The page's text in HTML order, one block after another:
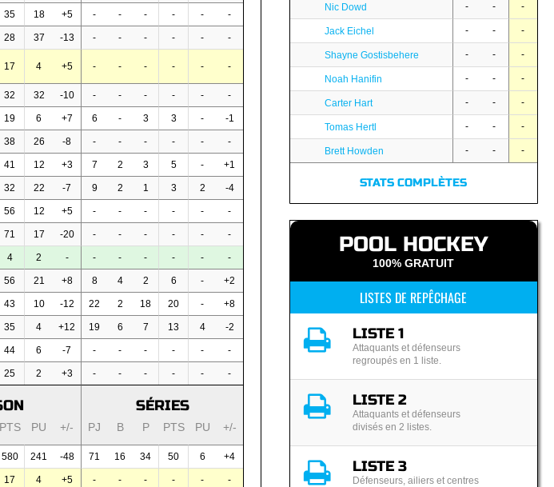
35 18 +5 - - - - - -
28 37 -13 - - - - -
-
17 4 +5 - - - - - -
32 32 -10 - - - - - -
19 6 +7 6 - 3 3 - -1
38 26 -8 - - - - - -
41 12 +3 7 2 3 5 - +1
32 22 -7 9 2 1 3 2 -4
56 12 +5 - - - - - -
71 17 -20 - - - - - -
4 2 - - - - - - -
56 21 +8 8 4 2 6 - +2
43 10 -12 22 2 18 20 - +8
35 4 +12 19 6 7 13 4 -2
44 6 -7 - - - - - -
25 2 +3 - - - - - -
SÉRIES
PTS PU +/- PJ B P PTS PU +/-
580 241 -48 71 16 34 50 6 +4
17 4 +5 - - - - - -
Nic Dowd - - -
Jack Eichel - - -
Shayne Gostisbehere - - -
Noah Hanifin - - -
Carter Hart - - -
Tomas Hertl - - -
Brett Howden - - -
STATS COMPLÈTES
POOL HOCKEY
100% GRATUIT
LISTES DE REPÊCHAGE
LISTE 1
Attaquants et défenseurs
regroupés en 1 liste.
LISTE 2
Attaquants et défenseurs
divisés en 2 listes.
LISTE 3
Défenseurs, ailiers et centres